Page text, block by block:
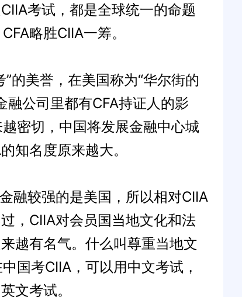
考试，都是全球统一的命题
略胜CIIA一筹。
美誉，在美国称为“华尔街的
融公司里都有CFA持证人的影
密切，中国将发展金融中心城
知名度原来越大。
较强的是美国，所以相对CIIA
，CIIA对会员国当地文化和法
越有名气。什么叫尊重当地文
国考CIIA，可以用中文考试，
文考试。